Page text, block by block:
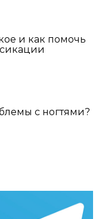
и как помочь
с ногтями?